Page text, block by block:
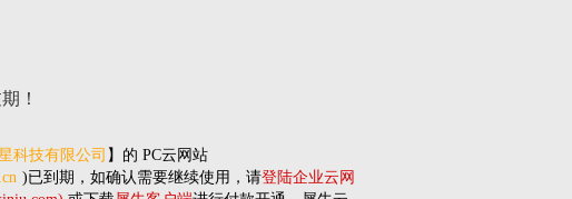
！
科技有限公司 】的 PC云网站
)已到期，如确认需要继续使用，请登陆企业云网